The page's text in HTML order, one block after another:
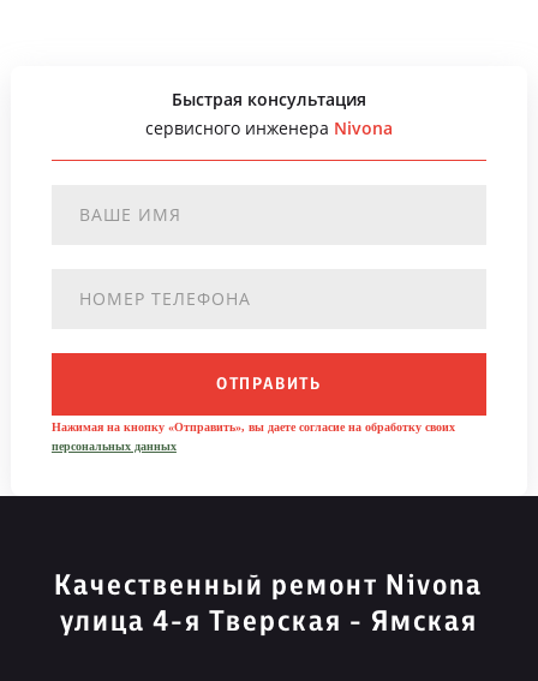
Быстрая консультация
сервисного инженера Nivona
ОТПРАВИТЬ
Нажимая на кнопку «Отправить», вы даете согласие на обработку своих
персональных данных
Качественный ремонт Nivona
улица 4-я Тверская - Ямская